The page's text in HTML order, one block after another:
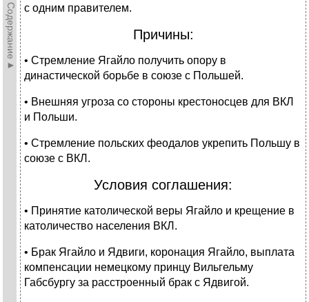
►Содержание►
с одним правителем.
Причины:
• Стремление Ягайло получить опору в
династической борьбе в союзе с Польшей.
• Внешняя угроза со стороны крестоносцев для ВКЛ
и Польши.
• Стремление польских феодалов укрепить Польшу в
союзе с ВКЛ.
Условия соглашения:
• Принятие католической веры Ягайло и крещение в
католичество населения ВКЛ.
• Брак Ягайло и Ядвиги, коронация Ягайло, выплата
компенсации немецкому принцу Вильгельму
Габсбургу за расстроенный брак с Ядвигой.